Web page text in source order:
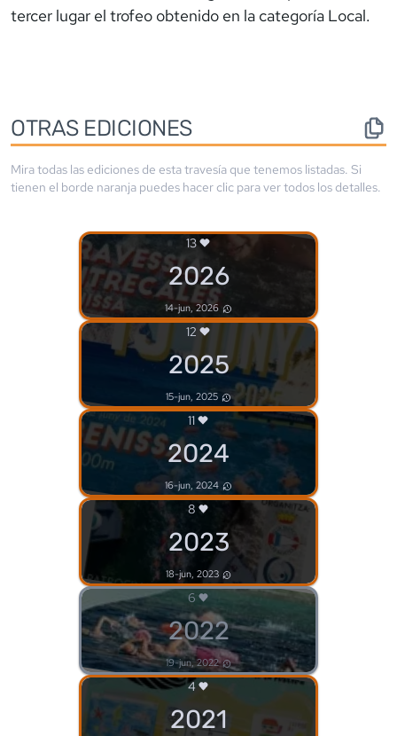
tercer lugar el trofeo obtenido en la categoría Local.
OTRAS EDICIONES
Mira todas las ediciones de esta travesía que tenemos listadas. Si
tienen el borde naranja puedes hacer clic para ver todos los detalles.
13
2026
14-jun, 2026
12
2025
15-jun, 2025
11
2024
16-jun, 2024
8
2023
18-jun, 2023
6
2022
19-jun, 2022
4
2021